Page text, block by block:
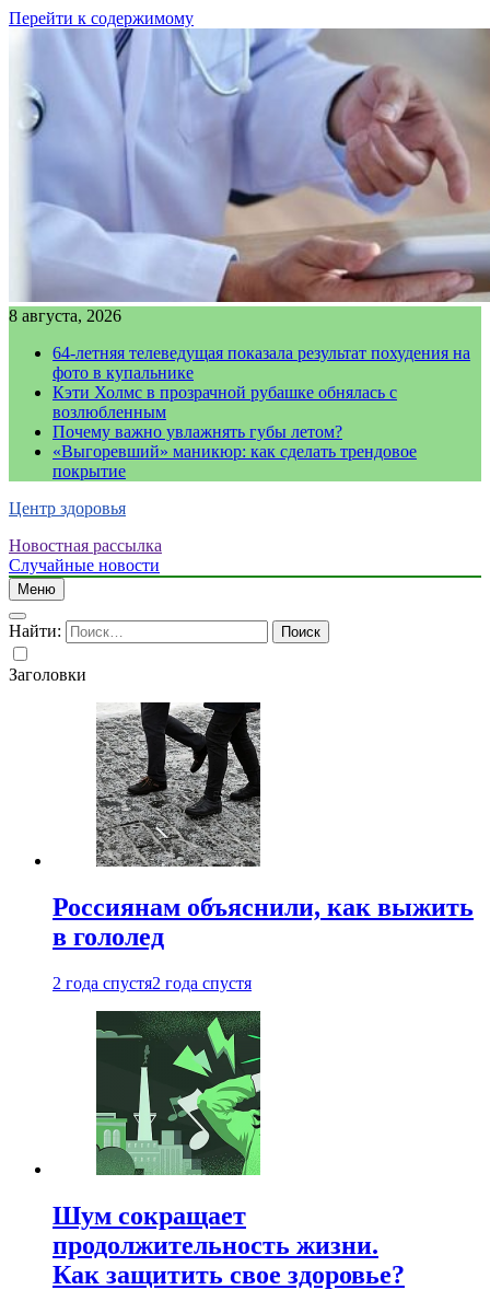
Перейти к содержимому
8 августа, 2026
64-летняя телеведущая показала результат похудения на
фото в купальнике
Кэти Холмс в прозрачной рубашке обнялась с
возлюбленным
Почему важно увлажнять губы летом?
«Выгоревший» маникюр: как сделать трендовое
покрытие
Центр здоровья
Новостная рассылка
Случайные новости
Меню
Найти:
Заголовки
Россиянам объяснили, как выжить
в гололед
2 года спустя2 года спустя
Шум сокращает
продолжительность жизни.
Как защитить свое здоровье?